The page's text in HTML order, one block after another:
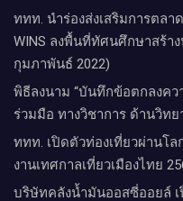
ททท. นำร่องส่งเสริมการตล
WINS ลงพื้นที่ทัศนศึกษาสร้า
กุมภาพันธ์ 2022)
พิธีลงนาม “บันทึกข้อตกลงคว
ร่วมมือ ทางวิชาการ ด้านวิท
ททท. เปิดตัวท่องเที่ยวผ่านโล
งานเทศกาลเที่ยวเมืองไทย
บริษัทคลังน้ำมันออสซี่ออยล์